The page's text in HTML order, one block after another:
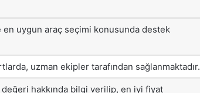
uygun araç seçimi konusunda destek
uzman ekipler tarafından sağlanmaktadır.
hakkında bilgi verilip, en iyi fiyat